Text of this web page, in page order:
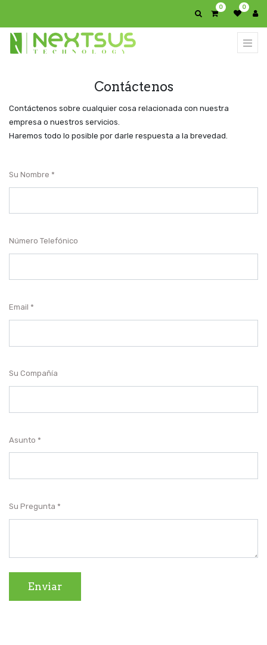
0 0
Contáctenos
Contáctenos sobre cualquier cosa relacionada con nuestra
empresa o nuestros servicios.
Haremos todo lo posible por darle respuesta a la brevedad.
Su Nombre
Número Telefónico
Email
Su Compañía
Asunto
Su Pregunta
Enviar